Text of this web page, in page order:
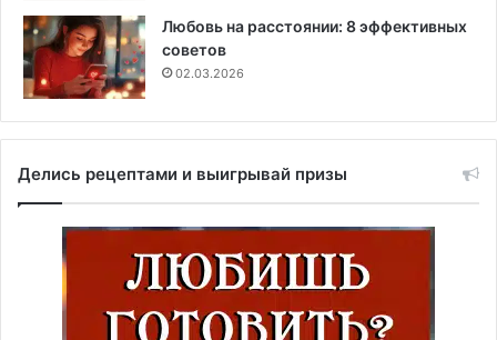
Любовь на расстоянии: 8 эффективных
советов
02.03.2026
Делись рецептами и выигрывай призы